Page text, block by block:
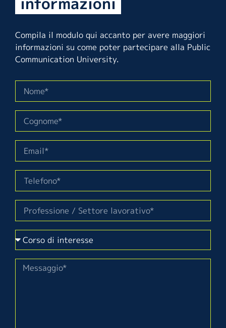
Compila il modulo qui accanto per avere maggiori
informazioni su come poter partecipare alla Public
Communication University.